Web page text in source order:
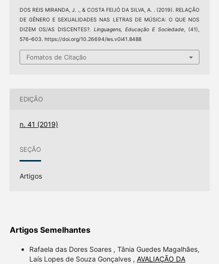
DOS REIS MIRANDA, J. ., & COSTA FEIJÓ DA SILVA, A. . (2019). RELAÇÃO
DE GÊNERO E SEXUALIDADES NAS LETRAS DE MÚSICA: O QUE NOS
DIZEM OS/AS DISCENTES?. Linguagens, Educação E Sociedade, (41),
576–603. https://doi.org/10.26694/les.v0i41.8488
Fomatos de Citação
EDIÇÃO
n. 41 (2019)
SEÇÃO
Artigos
Artigos Semelhantes
Rafaela das Dores Soares , Tânia Guedes Magalhães,
Laís Lopes de Souza Gonçalves , AVALIAÇÃO DA